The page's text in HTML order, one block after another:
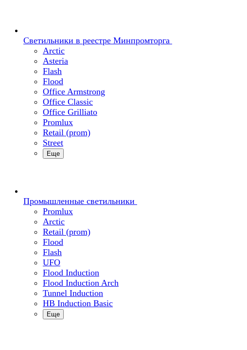
Светильники в реестре Минпромторга
Arctic
Asteria
Flash
Flood
Office Armstrong
Office Classic
Office Grilliato
Promlux
Retail (prom)
Street
Еще
Промышленные светильники
Promlux
Arctic
Retail (prom)
Flood
Flash
UFO
Flood Induction
Flood Induction Arch
Tunnel Induction
HB Induction Basic
Еще